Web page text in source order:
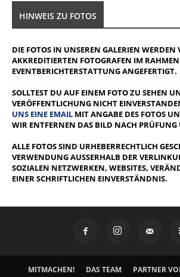
HINWEIS ZU FOTOS
DIE FOTOS IN UNSEREN GALERIEN WERDEN
AKKREDITIERTEN FOTOGRAFEN IM
EVENTBERICHTERSTATTUNG ANGEFERTIGT.
SOLLTEST DU AUF EINEM FOTO ZU SEHEN
VERÖFFENTLICHUNG NICHT
UNS EINE EMAIL MIT ANGABE DES FOTOS
WIR ENTFERNEN DAS BILD NACH PRÜFUNG
ALLE FOTOS SIND URHEBERRECHTLICH
VERWENDUNG AUSSERHALB DER
OZIALEN NETZWERKEN, WEBSITES,
INER SCHRIFTLICHEN EINVERSTÄNDNIS.
MITMACHEN! DAS TEAM PARTNER